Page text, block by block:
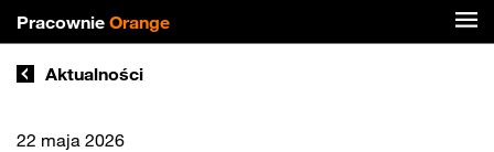
Pracownie Orange
Aktualności
22 maja 2026